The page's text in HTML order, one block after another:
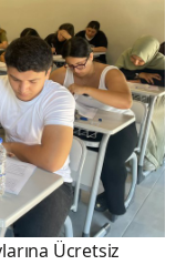
Ücretsiz